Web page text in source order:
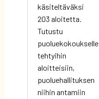
käsiteltäväksi
203 aloitetta.
Tutustu
puoluekokoukselle
tehtyihin
aloitteisiin,
puoluehallituksen
niihin antamiin